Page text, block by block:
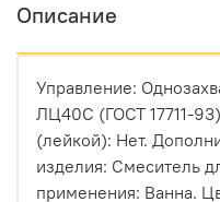
Описание
Управление:
ЛЦ40C (ГОСТ 17711-
(лейкой): Нет.
изделия: Смеситель
применения: Ванна.